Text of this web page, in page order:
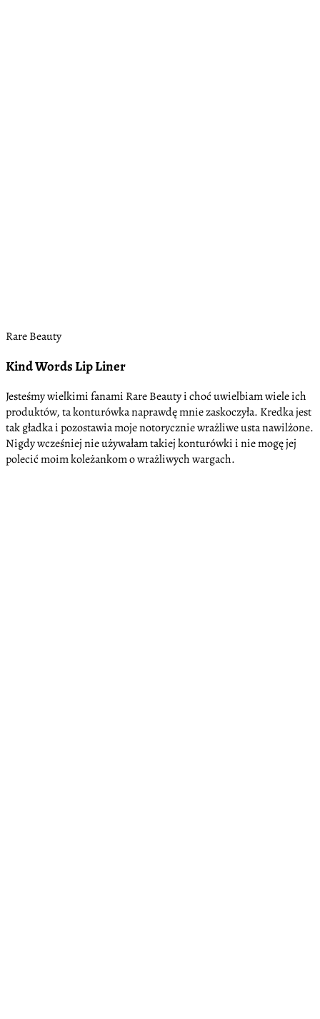
Rare Beauty
Kind Words Lip Liner
Jesteśmy wielkimi fanami Rare Beauty i choć uwielbiam wiele ich
produktów, ta konturówka naprawdę mnie zaskoczyła. Kredka jest
tak gładka i pozostawia moje notorycznie wrażliwe usta nawilżone.
Nigdy wcześniej nie używałam takiej konturówki i nie mogę jej
polecić moim koleżankom o wrażliwych wargach.